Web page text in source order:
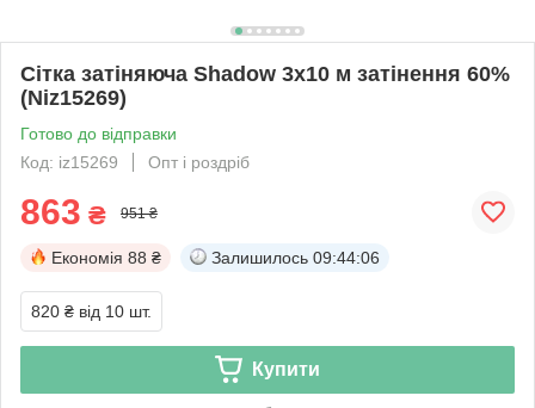
Сітка затіняюча Shadow 3х10 м затінення 60%
(Niz15269)
Готово до відправки
Код: iz15269
Опт і роздріб
863 ₴ 951 ₴
Економія 88 ₴ Залишилось 09:44:06
820 ₴ від 10 шт.
Купити